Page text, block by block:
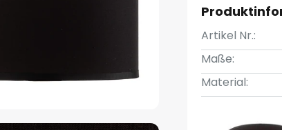
Artikel Nr.:
Maße:
Material: